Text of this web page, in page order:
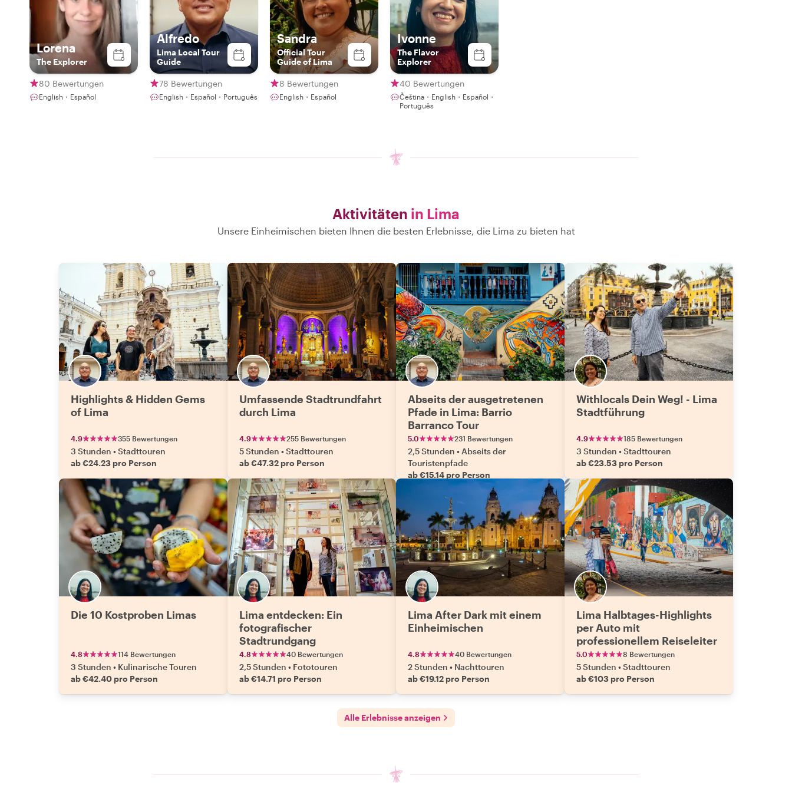
dass Choji nach Deutschland kommt und wir uns
revanchieren können. "
Lorena
The Explorer
80 Bewertungen
English・Español
Alfredo
Lima Local Tour
Guide
78 Bewertungen
English・Español・Português
Sandra
Official Tour
Guide of Lima
8 Bewertungen
English・Español
Ivonne
The Flavor
Explorer
40 Bewertungen
Čeština・English・Español・
Português
Aktivitäten in Lima
Unsere Einheimischen bieten Ihnen die besten Erlebnisse, die Lima zu bieten hat
Highlights & Hidden Gems
of Lima
4.9 355 Bewertungen
3 Stunden •Stadttouren
ab €24.23 pro Person
Umfassende Stadtrundfahrt
durch Lima
4.9 255 Bewertungen
5 Stunden •Stadttouren
ab €47.32 pro Person
Abseits der ausgetretenen
Pfade in Lima: Barrio
Barranco Tour
5.0 231 Bewertungen
2,5 Stunden • Abseits der
Touristenpfade
ab €15.14 pro Person
Withlocals Dein Weg! - Lima
Stadtführung
4.9 185 Bewertungen
3 Stunden •Stadttouren
ab €23.53 pro Person
Die 10 Kostproben Limas
4.8 114 Bewertungen
3 Stunden • Kulinarische Touren
ab €42.40 pro Person
Lima entdecken: Ein
fotografischer
Stadtrundgang
4.8 40 Bewertungen
2,5 Stunden • Fototouren
ab €14.71 pro Person
Lima After Dark mit einem
Einheimischen
4.8 40 Bewertungen
2 Stunden • Nachttouren
ab €19.12 pro Person
Lima Halbtages-Highlights
per Auto mit
professionellem Reiseleiter
5.0 8 Bewertungen
5 Stunden •Stadttouren
ab €103 pro Person
Alle Erlebnisse anzeigen